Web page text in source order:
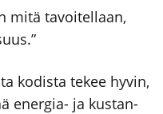
mitä tavoi­tel­laan,
kodis­ta tekee hyvin,
ener­gia- ja kus­tan­